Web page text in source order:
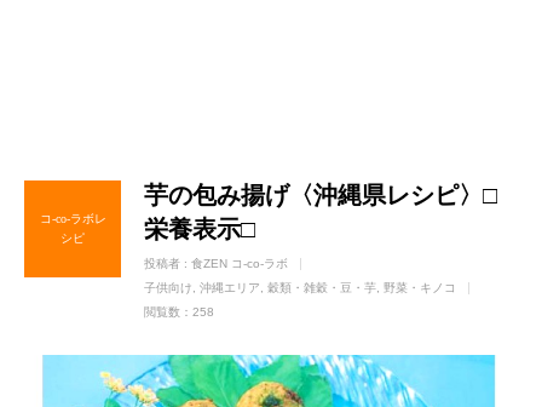
コ-co-ラボレ
シピ
芋の包み揚げ〈沖縄県レシピ〉□
栄養表示□
投稿者 : 食ZEN コ-co-ラボ
子供向け
沖縄エリア 穀類・雑穀・豆・芋 野菜・キノコ
閲覧数：258